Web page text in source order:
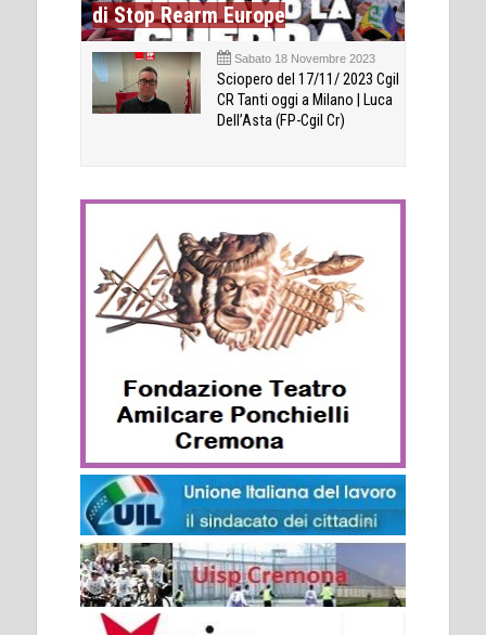
di Stop Rearm Europe
Sabato 18 Novembre 2023
Sciopero del 17/11/ 2023 Cgil
CR Tanti oggi a Milano | Luca
Dell’Asta (FP-Cgil Cr)